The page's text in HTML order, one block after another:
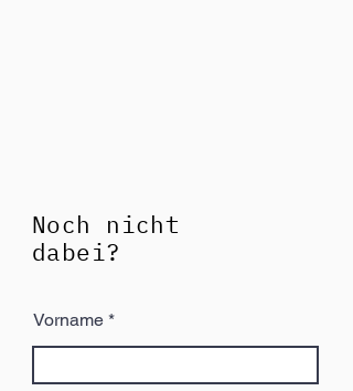
Noch nicht
dabei?
Vorname